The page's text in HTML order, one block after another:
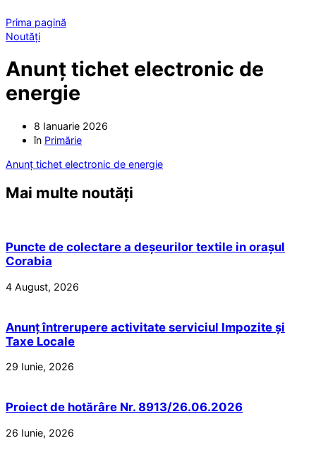
Prima pagină
Noutăți
Anunț tichet electronic de
energie
8 Ianuarie 2026
în Primărie
Anunț tichet electronic de energie
Mai multe noutăți
Puncte de colectare a deșeurilor textile in orașul
Corabia
4 August, 2026
Anunț întrerupere activitate serviciul Impozite și
Taxe Locale
29 Iunie, 2026
Proiect de hotărâre Nr. 8913/26.06.2026
26 Iunie, 2026